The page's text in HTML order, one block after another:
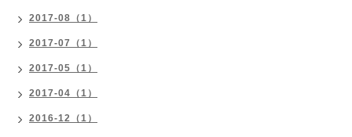
2017-08（1）
2017-07（1）
2017-05（1）
2017-04（1）
2016-12（1）